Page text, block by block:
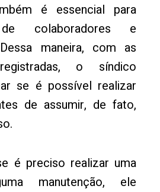
é essencial para
de colaboradores e
maneira, com as
o síndico
se é possível realizar
de assumir, de fato,
é preciso realizar uma
manutenção, ele